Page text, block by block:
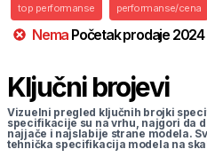
top performanse performanse/cena
Nema Početak prodaje 2024
Ključni brojevi
Vizuelni pregled ključnih brojki
specifikacije su na vrhu, najgori da
najjače i najslabije strane modela.
tehnička specifikacija modela na